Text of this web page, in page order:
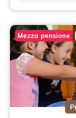
Mezza pensione